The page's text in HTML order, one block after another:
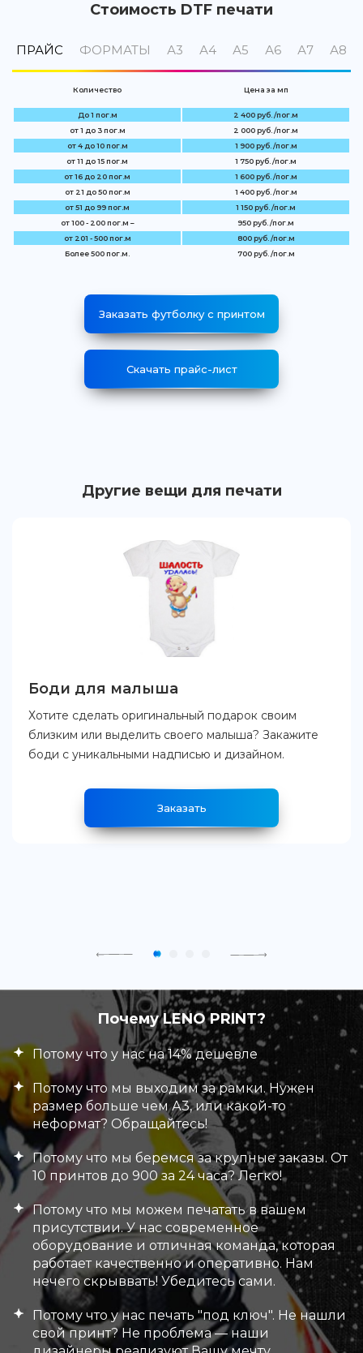
Стоимость DTF печати
ПРАЙС ФОРМАТЫ А3 А4 А5 А6 А7 А8
Количество Цена за мп
До 1 пог.м
2 400 руб. /пог.м
от 1 до 3 пог.м
2 000 руб. /пог.м
от 4 до 10 пог.м
1 900 руб. /пог.м
от 11 до 15 пог.м
1 750 руб. /пог.м
от 16 до 20 пог.м
1 600 руб. /пог.м
от 21 до 50 пог.м
1 400 руб. /пог.м
от 51 до 99 пог.м
1 150 руб. /пог.м
от 100 - 200 пог.м –
950 руб. /пог.м
от 201 - 500 пог.м
800 руб. /пог.м
Более 500 пог.м.
700 руб. /пог.м
Заказать футболку с принтом
Скачать прайс-лист
Другие вещи для печати
Боди для малыша
Хотите сделать оригинальный подарок своим
близким или выделить своего малыша? Закажите
боди с уникальными надписью и дизайном.
Заказать
Почему LENO PRINT?
Потому что у нас на 14% дешевле
Потому что мы выходим за рамки. Нужен
размер больше чем А3, или какой-то
неформат? Обращайтесь!
Потому что мы беремся за крупные заказы. От
10 принтов до 900 за 24 часа? Легко!
Потому что мы можем печатать в вашем
присутствии. У нас современное
оборудование и отличная команда, которая
работает качественно и оперативно. Нам
нечего скрыввать! Убедитесь сами.
Потому что у нас печать "под ключ". Не нашли
свой принт? Не проблема — наши